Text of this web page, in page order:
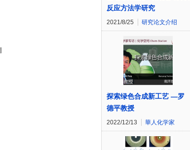
反应方法学研究
2021/8/25 研究论文介绍
探索绿色合成新工艺 —罗
德平教授
2022/12/13 華人化学家